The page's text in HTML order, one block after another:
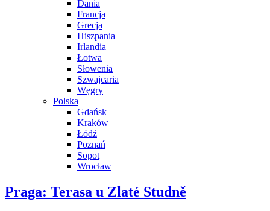
Dania
Francja
Grecja
Hiszpania
Irlandia
Łotwa
Słowenia
Szwajcaria
Węgry
Polska
Gdańsk
Kraków
Łódź
Poznań
Sopot
Wrocław
Praga: Terasa u Zlaté Studně